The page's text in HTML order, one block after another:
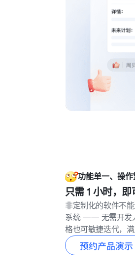
功能单一、操作
只需 1 小时，
非定制化的软件不
系统 —— 无需开发
格也可敏捷迭代，满
预约产品演示